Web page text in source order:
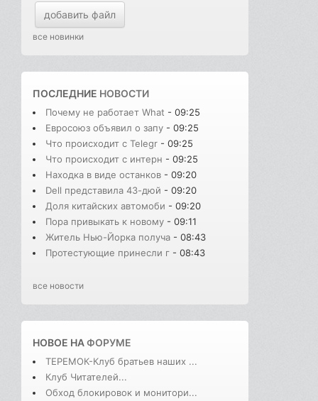
добавить файл
все новинки
ПОСЛЕДНИЕ НОВОСТИ
Почему не работает What - 09:25
Евросоюз объявил о запу - 09:25
Что происходит с Telegr - 09:25
Что происходит с интерн - 09:25
Находка в виде останков - 09:20
Dell представила 43-дюй - 09:20
Доля китайских автомоби - 09:20
Пора привыкать к новому - 09:11
Житель Нью-Йорка получа - 08:43
Протестующие принесли г - 08:43
все новости
НОВОЕ НАФОРУМЕ
ТЕРЕМОК-Клуб братьев наших ...
Клуб Читателей...
Обход блокировок и монитори...